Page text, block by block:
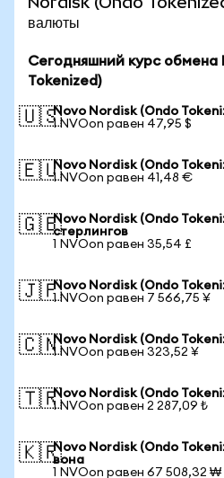
валюты
Сегодняшний курс обмена
Tokenized)
🇺🇸Novo Nordisk (Ondo
1 NVOon равен 47,95 $
🇪🇺Novo Nordisk (Ondo
1 NVOon равен 41,48 €
🇬🇧Novo Nordisk (Ondo
стерлингов
1 NVOon равен 35,54 £
🇯🇵Novo Nordisk (Ondo
1 NVOon равен 7 566,75 ¥
🇨🇳Novo Nordisk (Ondo
1 NVOon равен 323,52 ¥
🇹🇷Novo Nordisk (Ondo
1 NVOon равен 2 287,09 ₺
🇰🇷Novo Nordisk (Ondo
вона
1 NVOon равен 67 508,32 ₩